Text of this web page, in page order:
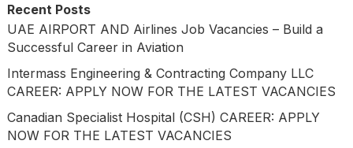
Recent Posts
UAE AIRPORT AND Airlines Job Vacancies – Build a
Successful Career in Aviation
Intermass Engineering & Contracting Company LLC
CAREER: APPLY NOW FOR THE LATEST VACANCIES
Canadian Specialist Hospital (CSH) CAREER: APPLY
NOW FOR THE LATEST VACANCIES